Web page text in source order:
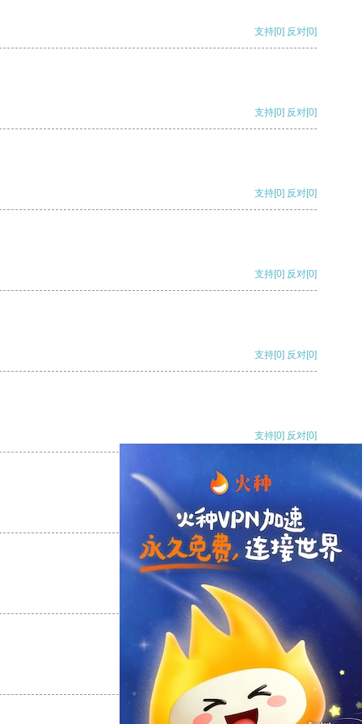
支持[0] 反对[0]
支持[0] 反对[0]
支持[0] 反对[0]
支持[0] 反对[0]
支持[0] 反对[0]
支持[0] 反对[0]
支持[0] 反对
支持
反对 [0]